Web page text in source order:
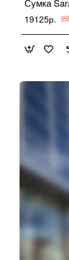
Сумка
19125р.